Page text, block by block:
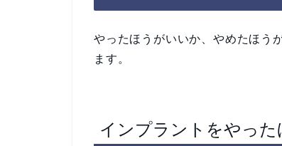
やったほうがいいか、やめたほう
ます。
インプラントをやっ